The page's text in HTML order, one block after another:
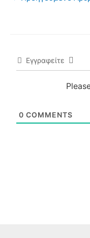
Εγγραφείτε
0 COMMENTS